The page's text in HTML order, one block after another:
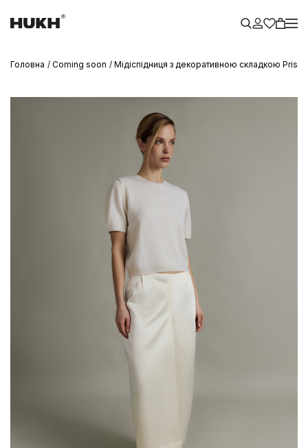
Головна Coming soon Мідіспідниця з декоративною складкою